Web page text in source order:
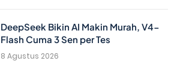
DeepSeek Bikin AI Makin Murah, V4-
Flash Cuma 3 Sen per Tes
8 Agustus 2026